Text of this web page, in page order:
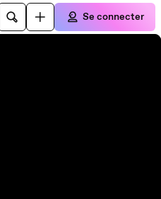
Se connecter